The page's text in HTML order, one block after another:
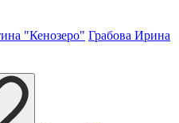
"Кенозеро" Грабова Ирина